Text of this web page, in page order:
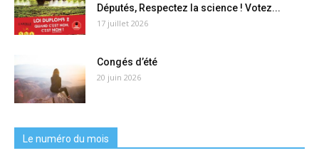
Députés, Respectez la science ! Votez...
17 juillet 2026
Congés d’été
20 juin 2026
Le numéro du mois